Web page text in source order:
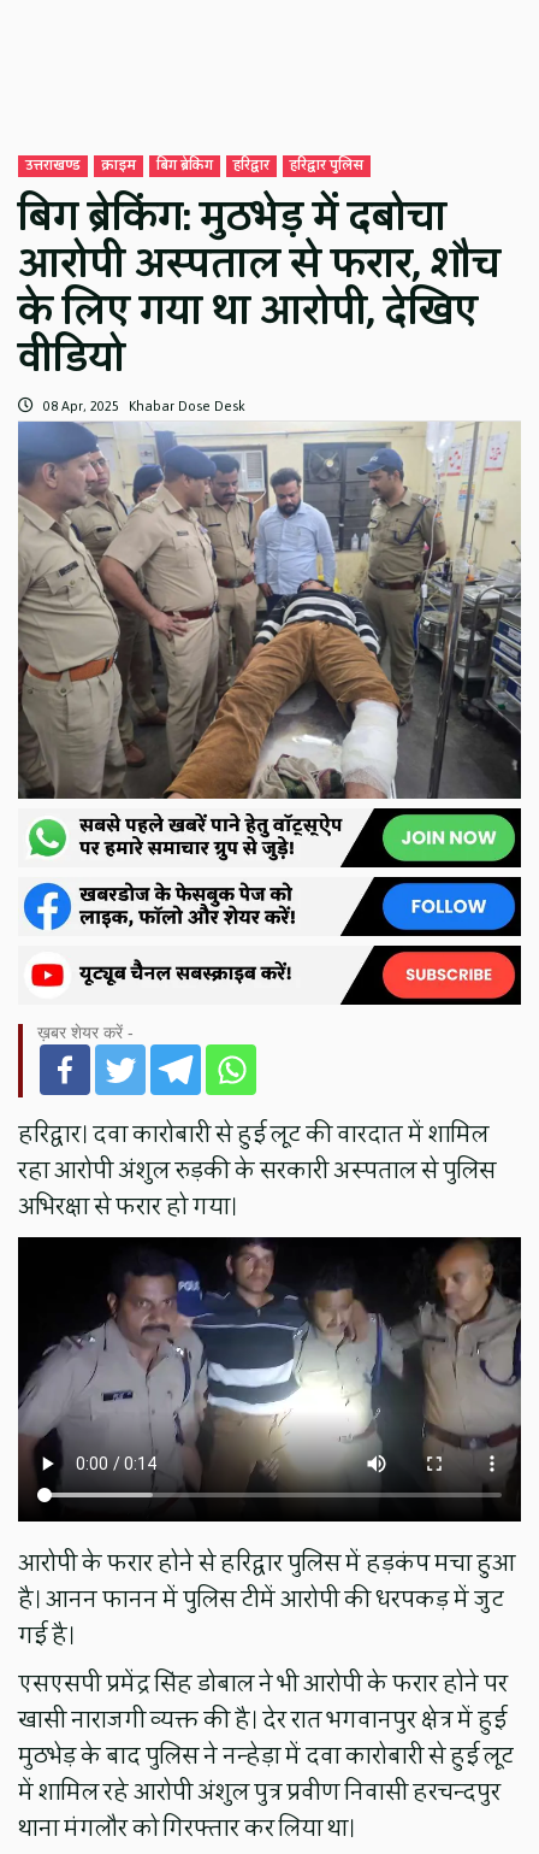
उत्तराखण्ड क्राइम बिग ब्रेकिंग हरिद्वार हरिद्वार पुलिस
बिग ब्रेकिंग: मुठभेड़ में दबोचा
आरोपी अस्पताल से फरार, शौच
के लिए गया था आरोपी, देखिए
वीडियो
08 Apr, 2025 Khabar Dose Desk
ख़बर शेयर करें -
हरिद्वार। दवा कारोबारी से हुई लूट की वारदात में शामिल
रहा आरोपी अंशुल रुड़की के सरकारी अस्पताल से पुलिस
अभिरक्षा से फरार हो गया।
आरोपी के फरार होने से हरिद्वार पुलिस में हड़कंप मचा हुआ
है। आनन फानन में पुलिस टीमें आरोपी की धरपकड़ में जुट
गई है।
एसएसपी प्रमेंद्र सिंह डोबाल ने भी आरोपी के फरार होने पर
खासी नाराजगी व्यक्त की है। देर रात भगवानपुर क्षेत्र में हुई
मुठभेड़ के बाद पुलिस ने नन्हेड़ा में दवा कारोबारी से हुई लूट
में शामिल रहे आरोपी अंशुल पुत्र प्रवीण निवासी हरचन्दपुर
थाना मंगलौर को गिरफ्तार कर लिया था।